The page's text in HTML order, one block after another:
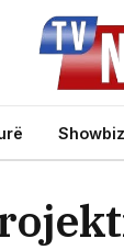
Showbiz